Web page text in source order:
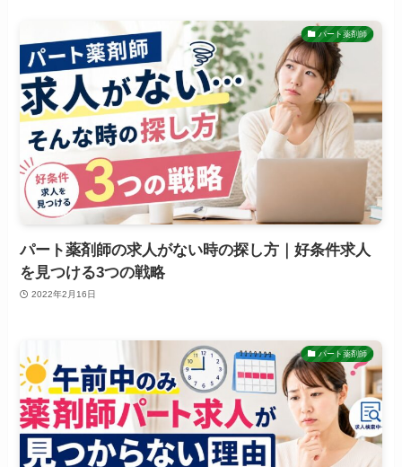
パート薬剤師
パート薬剤師の求人がない時の探し方｜好条件求人
を見つける3つの戦略
2022年2月16日
パート薬剤師